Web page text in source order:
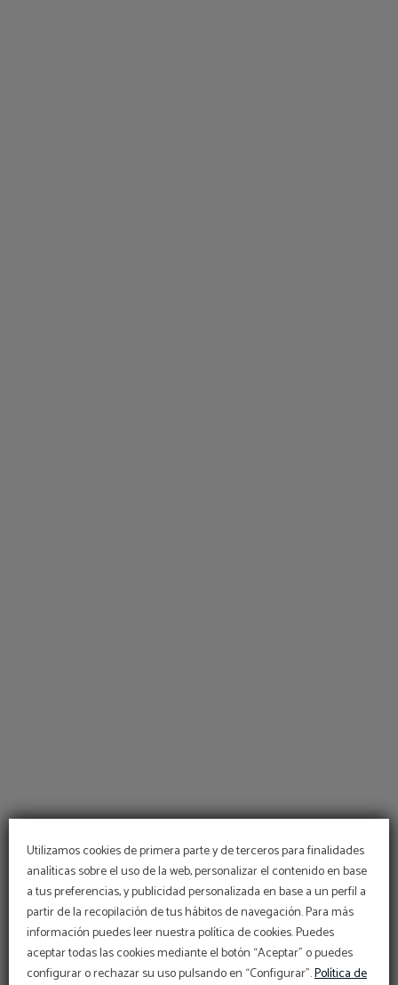
Utilizamos cookies de primera parte y de terceros para finalidades
analíticas sobre el uso de la web, personalizar el contenido en base
a tus preferencias, y publicidad personalizada en base a un perfil a
partir de la recopilación de tus hábitos de navegación. Para más
información puedes leer nuestra política de cookies. Puedes
aceptar todas las cookies mediante el botón “Aceptar” o puedes
configurar o rechazar su uso pulsando en “Configurar”.Política de
Código Vip
DEL 10% USANDO NUESTRO CÓDIGO
PROMOCIONAL VIP2025